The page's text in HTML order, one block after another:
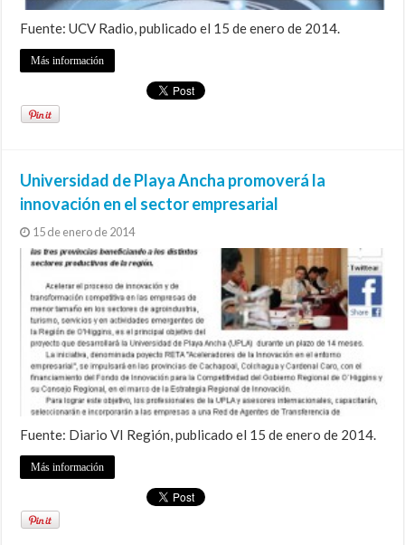
Fuente: UCV Radio, publicado el 15 de enero de 2014.
Más información
Universidad de Playa Ancha promoverá la
innovación en el sector empresarial
15 de enero de 2014
Fuente: Diario VI Región, publicado el 15 de enero de 2014.
Más información